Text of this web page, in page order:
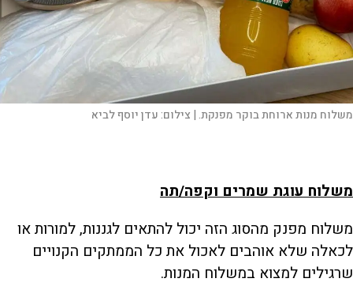
משלוח מנות ארוחת בוקר מפנקת. | צילום:עדן יוסף לביא
משלוח עוגת שמרים וקפה/תה
משלוח מפנק מהסוג הזה יכול להתאים לגננות, למורות או
לכאלה שלא אוהבים לאכול את כל הממתקים הקנויים
שרגילים למצוא במשלוח המנות.